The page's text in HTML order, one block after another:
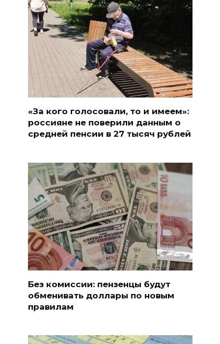
«За кого голосовали, то и имеем»:
россияне не поверили данным о
средней пенсии в 27 тысяч рублей
Без комиссии: пензенцы будут
обменивать доллары по новым
правилам